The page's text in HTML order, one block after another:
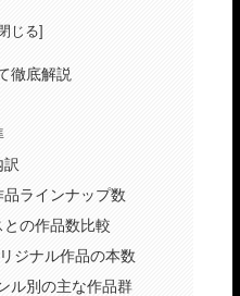
徹底解説
訳
ラインナップ数
の作品数比較
ジナル作品の本数
ル別の主な作品群